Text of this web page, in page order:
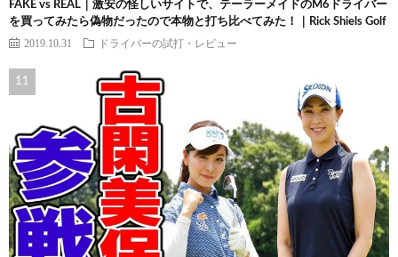
FAKE vs REAL｜激安の怪しいサイトで、テーラーメイドのM6ドライバー
を買ってみたら偽物だったので本物と打ち比べてみた！｜Rick Shiels Golf
2019.10.31 ドライバーの試打・レビュー